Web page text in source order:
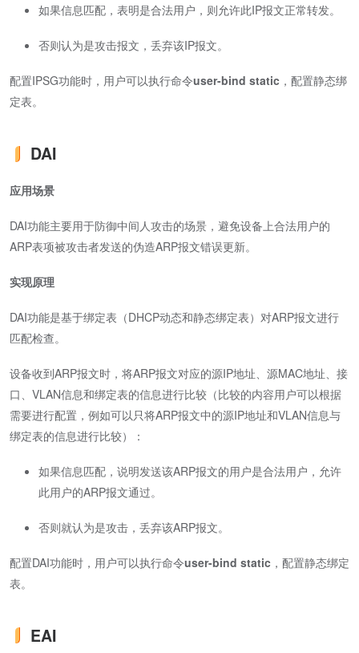
如果信息匹配，表明是合法用户，则允许此IP报文正常转发。
否则认为是攻击报文，丢弃该IP报文。
配置IPSG功能时，用户可以执行命令user-bind static ，配置静态绑
定表。
DAI
应用场景
DAI功能主要用于防御中间人攻击的场景，避免设备上合法用户的
ARP表项被攻击者发送的伪造ARP报文错误更新。
实现原理
DAI功能是基于绑定表（DHCP动态和静态绑定表）对ARP报文进行
匹配检查。
设备收到ARP报文时，将ARP报文对应的源IP地址、源MAC地址、接
口、VLAN信息和绑定表的信息进行比较（比较的内容用户可以根据
需要进行配置，例如可以只将ARP报文中的源IP地址和VLAN信息与
绑定表的信息进行比较）：
如果信息匹配，说明发送该ARP报文的用户是合法用户，允许
此用户的ARP报文通过。
否则就认为是攻击，丢弃该ARP报文。
配置DAI功能时，用户可以执行命令user-bind static ，配置静态绑定
表。
EAI